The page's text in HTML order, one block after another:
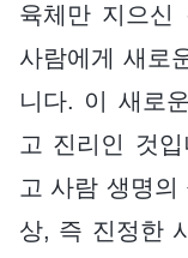
육체만 지으신
사람에게 새로
니다. 이 새로
고 진리인 것
고 사람 생명의
상, 즉 진정한